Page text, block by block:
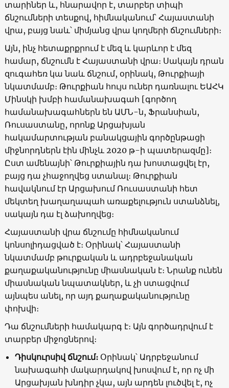
տարիներ և, հնարավոր է, տարբեր տիպի
ճնշումների տեսքով, հիմնականում՝ Հայաստանի
վրա, բայց նաև՝ միմյանց վրա կողմերի ճնշումների։
Այն, ինչ հետաքրքրում է մեզ և կարևոր է մեզ
համար, ճնշումն է Հայաստանի վրա։ Սակայն դրան
զուգահեռ կա նաև ճնշում, օրինակ, Թուրքիայի
նկատմամբ։ Թուրքիան հույս ուներ դառնալու ԵԱՀԿ
Մինսկի խմբի համանախագահ [գործող
համանախագահներն են ԱՄՆ-ն, Ֆրանսիան,
Ռուսաստանը, որոնք Արցախյան
հակամարտության բանակցային գործընթացի
միջնորդներն էին մինչև 2020 թ-ի պատերազմը]։
Ըստ ամենայնի՝ Թուրքիային դա խոստացվել էր,
բայց դա չհաջողվեց ստանալ։ Թուրքիան
հավակնում էր Արցախում Ռուսաստանի հետ
մեկտեղ խաղաղապահ առաքելություն ստանձնել,
սակայն դա էլ ձախողվեց։
Հայաստանի վրա ճնշումը հիմնականում
կոնսոլիդացված է։ Օրինակ՝ Հայաստանի
նկատմամբ թուրքական և ադրբեջանական
քաղաքականությունը միասնական է։ Նրանք ունեն
միասնական նպատակներ, և չի ստացվում
այնպես անել, որ այդ քաղաքականությունը
փոխվի։
Դա ճնշումների համակարգ է։ Այն գործադրվում է
տարբեր միջոցներով։
Դիսկուրսիվ ճնշում։Օրինակ՝ Ադրբեջանում
նախագահի մակարդակով խոսվում է, որ ոչ մի
Արցախյան խնդիր չկա, այն արդեն լուծվել է, ոչ